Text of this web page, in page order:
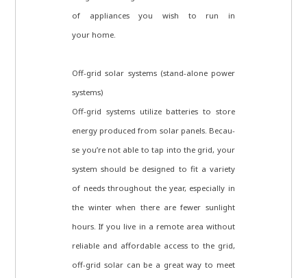
of appli­ances you wish to run in
your home.
Off-grid solar systems (stand-alo­ne power
systems)
Off-grid systems uti­li­ze bat­te­ries to store
ener­gy pro­du­ced from solar panels. Becau­
se you’re not able to tap into the grid, your
system should be desi­gned to fit a varie­ty
of needs throug­hout the year, espe­ci­al­ly in
the win­ter when the­re are fewer sun­light
hours. If you live in a remo­te area wit­hout
relia­ble and afforda­ble access to the grid,
off-grid solar can be a gre­at way to meet